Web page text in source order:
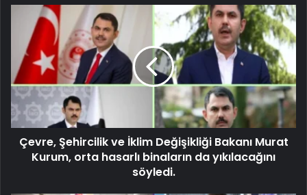
Çevre, Şehircilik ve İklim Değişikliği Bakanı Murat
Kurum, orta hasarlı binaların da yıkılacağını
söyledi.